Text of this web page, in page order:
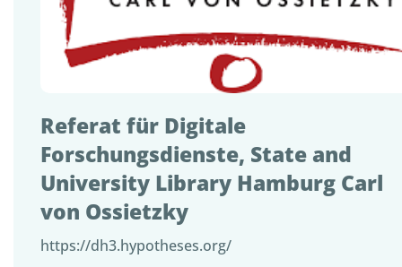
Referat für Digitale
Forschungsdienste, State and
University Library Hamburg Carl
von Ossietzky
https://dh3.hypotheses.org/